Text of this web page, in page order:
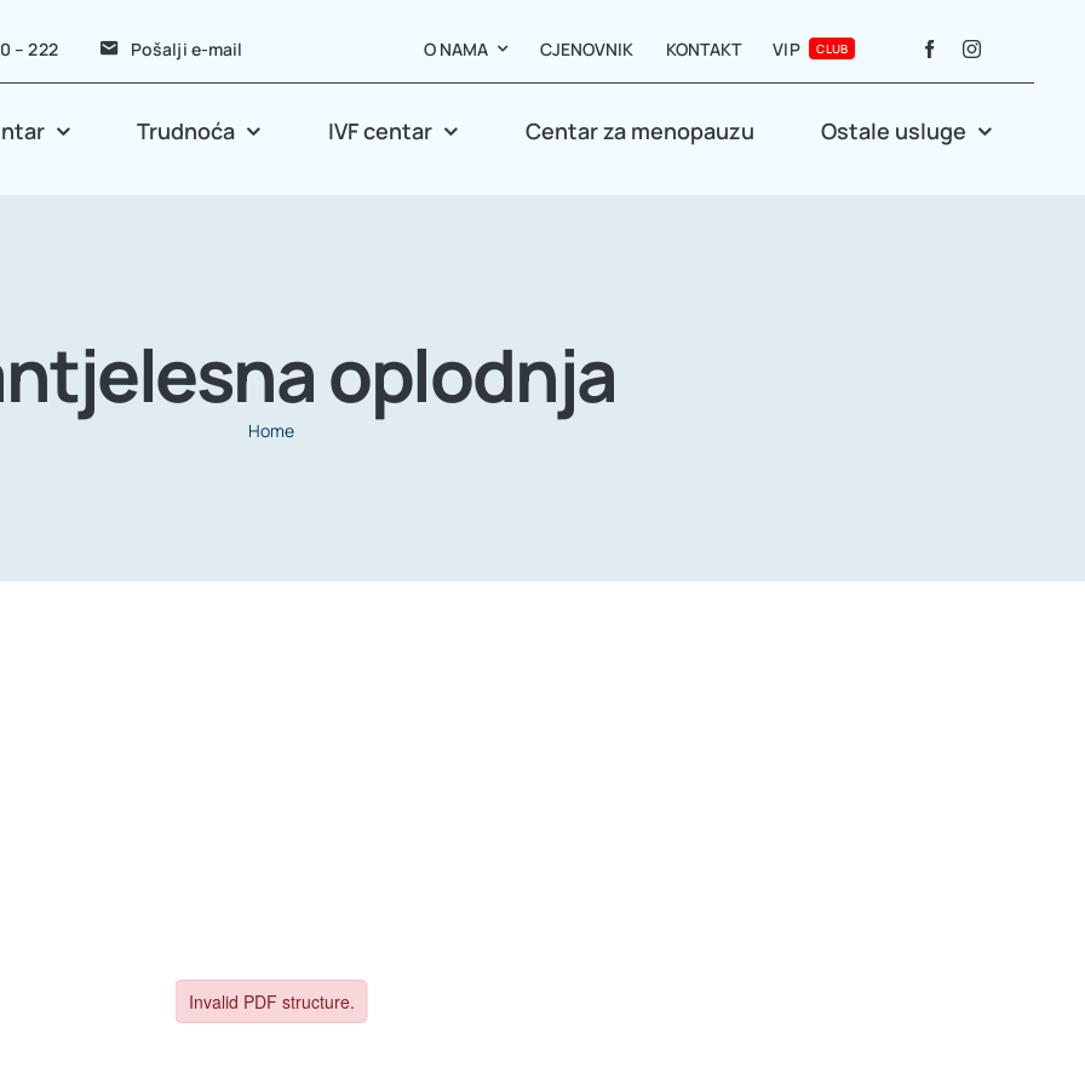
– 222 Pošalji e-mail O NAMA CJENOVNIK KONTAKT VIP CLUB
Trudnoća IVF centar Centar za menopauzu Ostale usluge
oplodnja
Home